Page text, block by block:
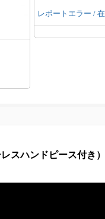
レポートエラー /
スハンドピース付き）